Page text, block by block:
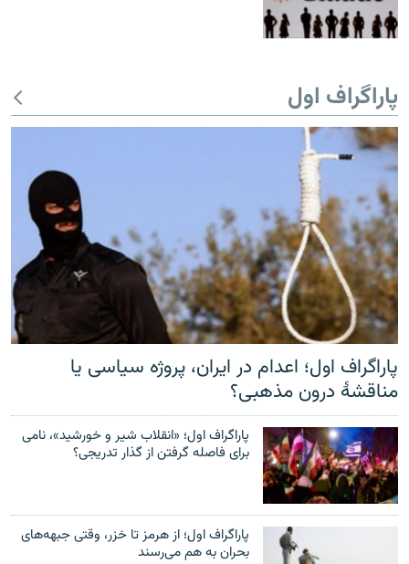
پاراگراف اول
پاراگراف اول؛ اعدام در ایران، پروژه سیاسی یا
مناقشهٔ درون مذهبی؟
پاراگراف اول؛ «انقلاب شیر و خورشید»، نامی
برای فاصله گرفتن از گذار تدریجی؟
پاراگراف اول؛ از هرمز تا خزر، وقتی جبهه‌های
بحران به هم می‌رسند